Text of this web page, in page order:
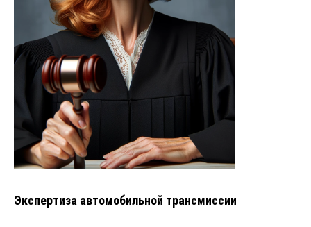
Экспертиза автомобильной трансмиссии